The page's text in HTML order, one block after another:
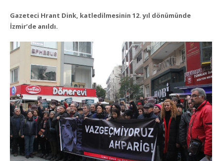
Gazeteci Hrant Dink, katledilmesinin 12. yıl dönümünde
İzmir’de anıldı.